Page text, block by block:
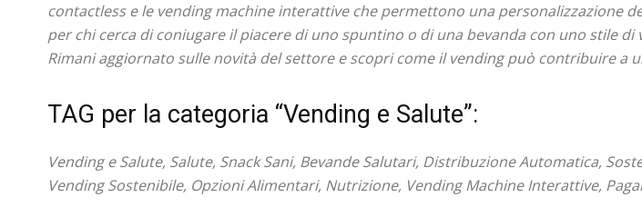
contactless e le vending machine interattive che permettono una personalizzazione
per chi cerca di coniugare il piacere di uno spuntino o di una bevanda con uno stile
Rimani aggiornato sulle novità del settore e scopri come il vending può contribuire a
TAG per la categoria “Vending e Salute”:
Vending e Salute, Salute, Snack Sani, Bevande Salutari, Distribuzione Automatica,
Vending Sostenibile, Opzioni Alimentari, Nutrizione, Vending Machine Interattive,